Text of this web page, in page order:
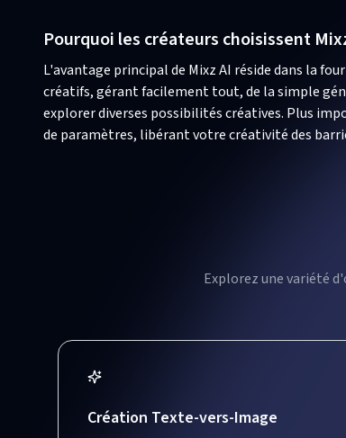
Pourquoi les créateurs choisissent
L'avantage principal de Mixz AI réside dans la
créatifs, gérant facilement tout, de la simple
explorer diverses possibilités créatives. Plus
de paramètres, libérant votre créativité des
Explorez une variété
Création Texte-vers-Image